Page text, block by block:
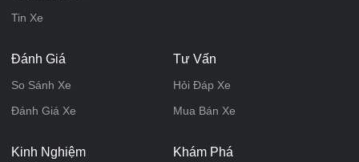
Tin Xe
Đánh Giá
So Sánh Xe
Đánh Giá Xe
Tư Vấn
Hỏi Đáp Xe
Mua Bán Xe
Kinh Nghiệm Khám Phá